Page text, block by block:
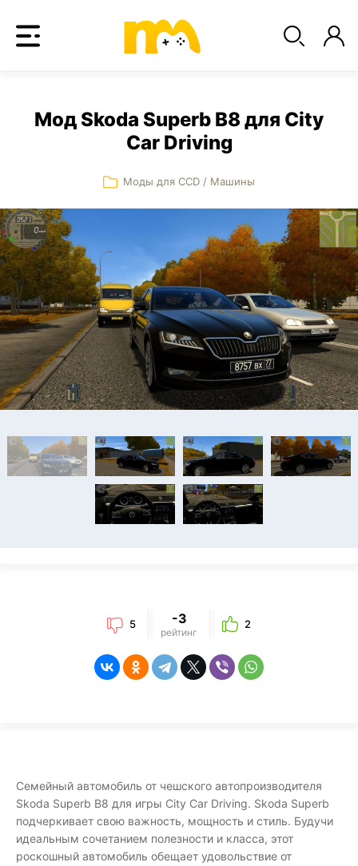
Мод Skoda Superb B8 для City
Car Driving
Моды для CCD / Машины
5 -3
рейтинг
2
Семейный автомобиль от чешского автопроизводителя
Skoda Superb B8 для игры City Car Driving. Skoda Superb
подчеркивает свою важность, мощность и стиль. Будучи
идеальным сочетанием полезности и класса, этот
роскошный автомобиль обещает удовольствие от